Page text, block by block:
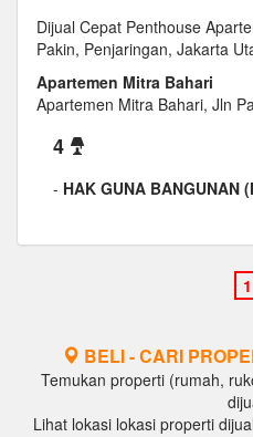
Dijual Cepat Penthouse
Pakin, Penjaringan, Jakarta
Apartemen Mitra Bahari
Apartemen Mitra Bahari, Jln
4
- HAK GUNA BANGUNAN
BELI - CARI
Temukan properti (rumah,
Lihat lokasi lokasi properti